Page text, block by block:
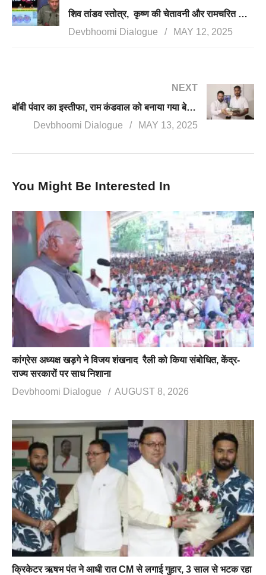
शिव तांडव स्तोत्र, कृष्ण की चेतावनी और रामचरित मानस; भारत का दुनिया को संदेश, भय बिनु होइ न प्रीति
Devbhoomi Dialogue
MAY 12, 2025
NEXT
बॉबी पंवार का इस्तीफा, राम कंडवाल को बनाया गया बेरोजगार संघ का कार्यकारी अध्यक्ष
Devbhoomi Dialogue
MAY 13, 2025
You Might Be Interested In
कांग्रेस अध्यक्ष खड़गे ने विजय शंखनाद रैली को किया संबोधित, केंद्र-
राज्य सरकारों पर साध निशाना
Devbhoomi Dialogue
AUGUST 8, 2026
क्रिकेटर ऋषभ पंत ने आधी रात CM से लगाई गुहार, 3 साल से भटक रहा